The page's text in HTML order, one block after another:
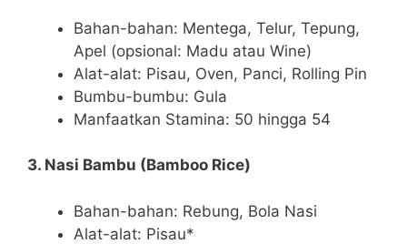
Bahan-bahan: Mentega, Telur, Tepung,
Apel (opsional: Madu atau Wine)
Alat-alat: Pisau, Oven, Panci, Rolling Pin
Bumbu-bumbu: Gula
Manfaatkan Stamina: 50 hingga 54
3. Nasi Bambu (Bamboo Rice)
Bahan-bahan: Rebung, Bola Nasi
Alat-alat: Pisau*